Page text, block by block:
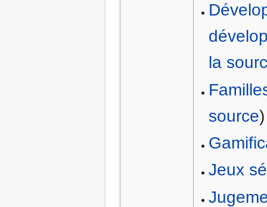
la
source)
Jeux